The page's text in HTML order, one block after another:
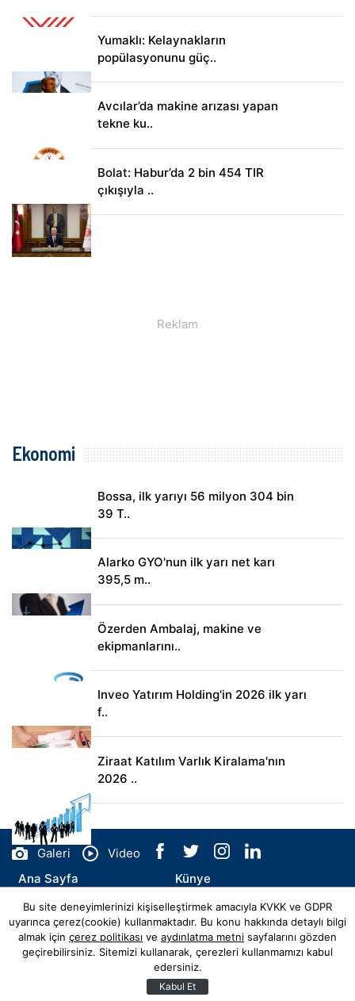
Yumaklı: Kelaynakların
popülasyonunu güç..
Avcılar’da makine arızası yapan
tekne ku..
Bolat: Habur’da 2 bin 454 TIR
çıkışıyla ..
Ekonomi
Bossa, ilk yarıyı 56 milyon 304 bin
39 T..
Alarko GYO'nun ilk yarı net karı
395,5 m..
Özerden Ambalaj, makine ve
ekipmanlarını..
Inveo Yatırım Holding'in 2026 ilk yarı
f..
Ziraat Katılım Varlık Kiralama'nın
2026 ..
Galeri
Video
Ana Sayfa
Künye
İletişim
© Copyright 2026 flyhaber.com.tr Tüm Hakları Saklıdır.
Hibya Haber Ajansı
Bu site deneyimlerinizi kişiselleştirmek amacıyla KVKK ve GDPR
uyarınca çerez(cookie) kullanmaktadır. Bu konu hakkında detaylı bilgi
almak için çerez politikası ve aydınlatma metni sayfalarını gözden
geçirebilirsiniz. Sitemizi kullanarak, çerezleri kullanmamızı kabul
edersiniz.
Kabul Et